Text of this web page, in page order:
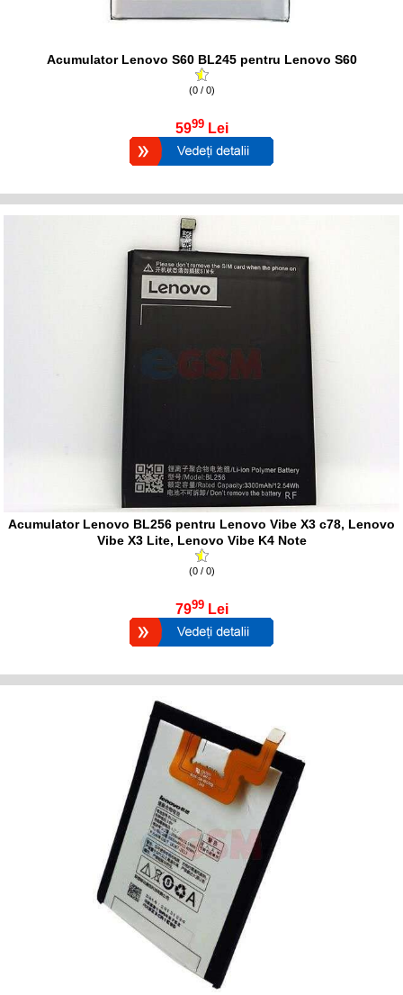
Acumulator Lenovo S60 BL245 pentru Lenovo S60
(0 / 0)
5999 Lei
Acumulator Lenovo BL256 pentru Lenovo Vibe X3 c78, Lenovo
Vibe X3 Lite, Lenovo Vibe K4 Note
(0 / 0)
7999 Lei